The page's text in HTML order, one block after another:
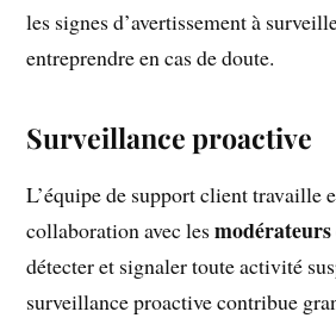
les signes d’avertissement à
entreprendre en cas de doute.
Surveillance proactive
L’équipe de support client travaille
collaboration avec les
détecter et signaler toute activité
surveillance proactive contribue